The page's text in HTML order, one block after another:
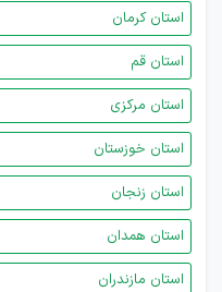
استان کرمان
استان قم
استان مرکزی
استان خوزستان
استان زنجان
استان همدان
استان مازندران